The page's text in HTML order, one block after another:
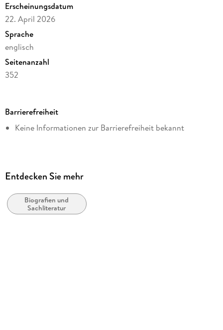
Erscheinungsdatum
22. April 2026
Sprache
englisch
Seitenanzahl
352
Autor/Autorin
Horst Hausleitner
Kopierschutz
Family Sharing
Ja
Barrierefreiheit
Keine Informationen zur Barrierefreiheit bekannt
Entdecken Sie mehr
Biografien und
Sachliteratur